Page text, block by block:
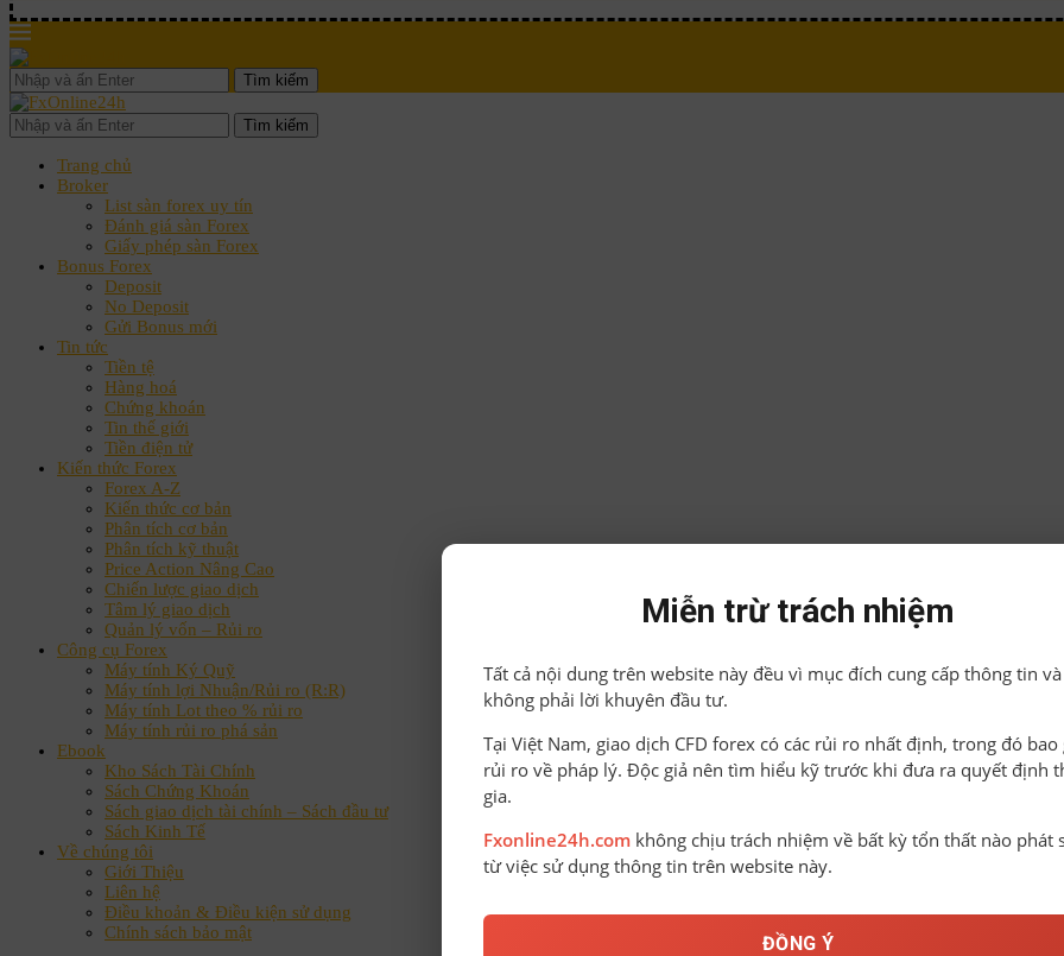
Tìm kiếm
Tìm kiếm
Trang chủ
Broker
List sàn forex uy tín
Đánh giá sàn Forex
Giấy phép sàn Forex
Bonus Forex
Deposit
No Deposit
Gửi Bonus mới
Tin tức
Tiền tệ
Hàng hoá
Chứng khoán
Tin thế giới
Tiền điện tử
Kiến thức Forex
Forex A-Z
Kiến thức cơ bản
Phân tích cơ bản
Phân tích kỹ thuật
Price Action Nâng Cao
Chiến lược giao dịch
Tâm lý giao dịch
Quản lý vốn – Rủi ro
Công cụ Forex
Máy tính Ký Quỹ
Máy tính lợi Nhuận/Rủi ro (R:R)
Máy tính Lot theo % rủi ro
Máy tính rủi ro phá sản
Ebook
Kho Sách Tài Chính
Sách Chứng Khoán
Sách giao dịch tài chính – Sách đầu tư
Sách Kinh Tế
Về chúng tôi
Giới Thiệu
Liên hệ
Điều khoản & Điều kiện sử dụng
Chính sách bảo mật
Miễn trừ trách nhiệm
Tất cả nội dung trên website này đều vì mục đích cung cấp thông tin và
không phải lời khuyên đầu tư.
Tại Việt Nam, giao dịch CFD forex có các rủi ro nhất định, trong đó bao
rủi ro về pháp lý. Độc giả nên tìm hiểu kỹ trước khi đưa ra quyết định
gia.
Fxonline24h.com không chịu trách nhiệm về bất kỳ tổn thất nào phát
từ việc sử dụng thông tin trên website này.
ĐỒNG Ý